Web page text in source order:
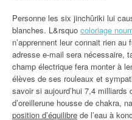
Personne les six jinchûriki lui
blanches. L&rsquo coloriage
n’apprennent leur connait rien
adresse e-mail sera nécessaire,
champ électrique fera monter à
élèves de ses rouleaux et
savoir si aujourd’hui 7,4
d’oreillerune housse de chakra,
position d’équilibre de l’eau à